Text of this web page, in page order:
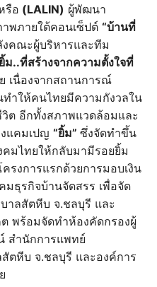
รือ (LALIN) ผู้พัฒนา
พภายใต้คอนเซ็ปต์ “บ้านที่
คณะผู้บริหารและทีม
ยิ้ม..ที่สร้างจากความตั้งใจที่
เนื่องจากสถานการณ์
ำให้คนไทยมีความกังวลใน
ต อีกทั้งสภาพแวดล้อมและ
แคมเปญ “ยิ้ม” ซึ่งจัดทำขึ้น
มไทยให้กลับมามีรอยยิ้ม
รงการแรกด้วยการมอบเงิน
ธุรกิจบ้านจัดสรร เพื่อจัด
าลสัตหีบ จ.ชลบุรี และ
พร้อมจัดทำห้องคัดกรองผู้
สำนักการแพทย์
ตหีบ จ.ชลบุรี และองค์การ